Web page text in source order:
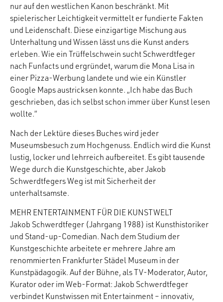
nur auf den westlichen Kanon beschränkt. Mit
spielerischer Leichtigkeit vermittelt er fundierte Fakten
und Leidenschaft. Diese einzigartige Mischung aus
Unterhaltung und Wissen lässt uns die Kunst anders
erleben. Wie ein Trüffelschwein sucht Schwerdtfeger
nach Funfacts und ergründet, warum die Mona Lisa in
einer Pizza-Werbung landete und wie ein Künstler
Google Maps austricksen konnte. „Ich habe das Buch
geschrieben, das ich selbst schon immer über Kunst lesen
wollte.“
Nach der Lektüre dieses Buches wird jeder
Museumsbesuch zum Hochgenuss. Endlich wird die Kunst
lustig, locker und lehrreich aufbereitet. Es gibt tausende
Wege durch die Kunstgeschichte, aber Jakob
Schwerdtfegers Weg ist mit Sicherheit der
unterhaltsamste.
MEHR ENTERTAINMENT FÜR DIE KUNSTWELT
Jakob Schwerdtfeger (Jahrgang 1988) ist Kunsthistoriker
und Stand-up-Comedian. Nach dem Studium der
Kunstgeschichte arbeitete er mehrere Jahre am
renommierten Frankfurter Städel Museum in der
Kunstpädagogik. Auf der Bühne, als TV-Moderator, Autor,
Kurator oder im Web-Format: Jakob Schwerdtfeger
verbindet Kunstwissen mit Entertainment – innovativ,